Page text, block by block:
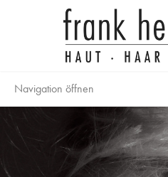
Navigation öffnen